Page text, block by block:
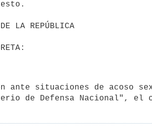
de Defensa Nacional", el